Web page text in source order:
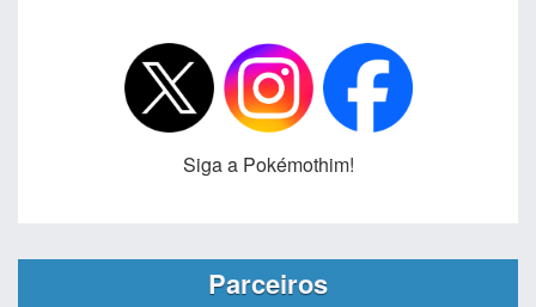
Siga a Pokémothim!
Parceiros